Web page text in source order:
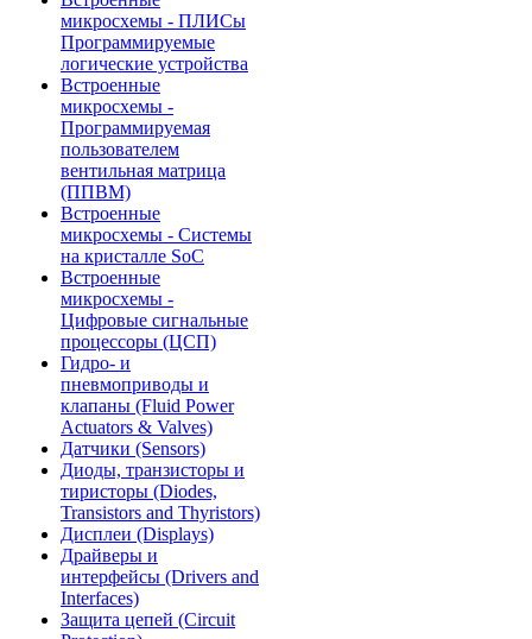
микросхемы - ПЛИСы
Программируемые
логические устройства
Встроенные
микросхемы -
Программируемая
пользователем
вентильная матрица
(ППВМ)
Встроенные
микросхемы - Системы
на кристалле SoC
Встроенные
микросхемы -
Цифровые сигнальные
процессоры (ЦСП)
Гидро- и
пневмоприводы и
клапаны (Fluid Power
Actuators & Valves)
Датчики (Sensors)
Диоды, транзисторы и
тиристоры (Diodes,
Transistors and Thyristors)
Дисплеи (Displays)
Драйверы и
интерфейсы (Drivers and
Interfaces)
Защита цепей (Circuit